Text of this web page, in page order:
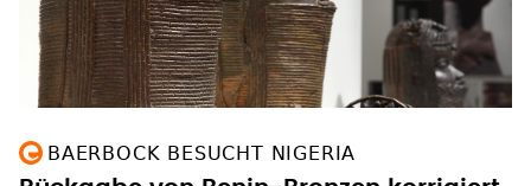
BAERBOCK BESUCHT NIGERIA
Rückgabe von Benin-Bronzen korrigiert
Fehler